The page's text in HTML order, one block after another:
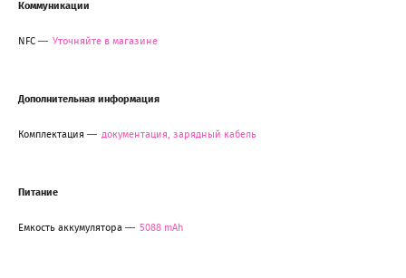
Коммуникации
NFC Уточняйте в магазине
Дополнительная информация
Комплектация документация, зарядный кабель
Питание
Емкость аккумулятора 5088 mAh